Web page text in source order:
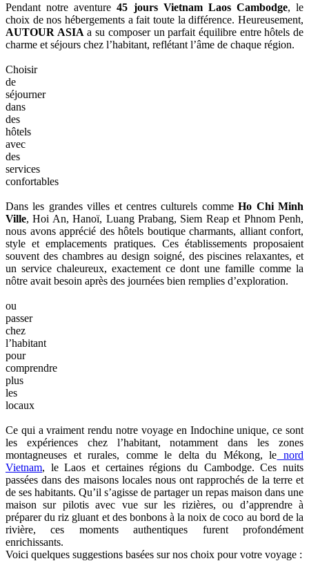
Pendant notre aventure45 jours Vietnam Laos Cambodge, le
choix de nos hébergements a fait toute la différence. Heureusement,
AUTOUR ASIA a su composer un parfait équilibre entre hôtels de
charme et séjours chez l’habitant, reflétant l’âme de chaque région.
Choisir
de
séjourner
dans
des
hôtels
avec
des
services
confortables
Dans les grandes villes et centres culturels commeHo Chi Minh
Ville, Hoi An, Hanoï, Luang Prabang, Siem Reap et Phnom Penh,
nous avons apprécié des hôtels boutique charmants, alliant confort,
style et emplacements pratiques. Ces établissements proposaient
souvent des chambres au design soigné, des piscines relaxantes, et
un service chaleureux, exactement ce dont une famille comme la
nôtre avait besoin après des journées bien remplies d’exploration.
ou
passer
chez
l’habitant
pour
comprendre
plus
les
locaux
Ce qui a vraiment rendu notre voyage en Indochine unique, ce sont
les expériences chez l’habitant, notamment dans les zones
montagneuses et rurales, comme le delta du Mékong, le nord
Vietnam, le Laos et certaines régions du Cambodge. Ces nuits
passées dans des maisons locales nous ont rapprochés de la terre et
de ses habitants. Qu’il s’agisse de partager un repas maison dans une
maison sur pilotis avec vue sur les rizières, ou d’apprendre à
préparer du riz gluant et des bonbons à la noix de coco au bord de la
rivière, ces moments authentiques furent profondément
enrichissants.
Voici quelques suggestions basées sur nos choix pour votre voyage :